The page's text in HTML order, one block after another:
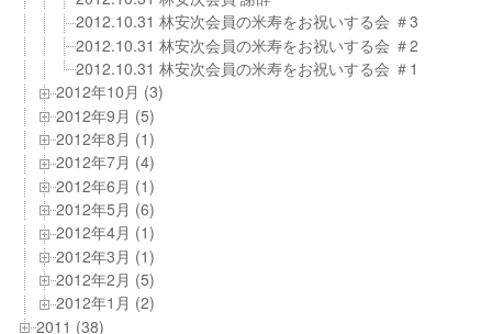
2012.10.31 林安次会員の米寿をお祝いする会 ＃3
2012.10.31 林安次会員の米寿をお祝いする会 ＃2
2012.10.31 林安次会員の米寿をお祝いする会 ＃1
2012年10月 (3)
2012年9月 (5)
2012年8月 (1)
2012年7月 (4)
2012年6月 (1)
2012年5月 (6)
2012年4月 (1)
2012年3月 (1)
2012年2月 (5)
2012年1月 (2)
2011 (38)